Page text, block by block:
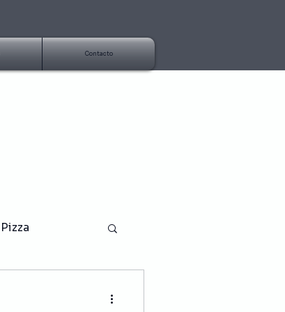
Contacto
Pizza